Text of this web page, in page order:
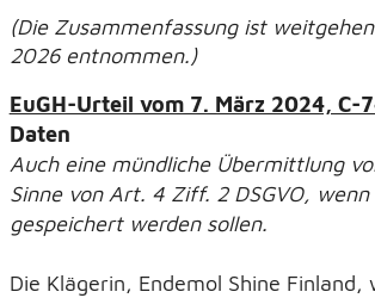
(Die Zusammenfassung ist
2026 entnommen.)
EuGH-Urteil vom 7. März 2024, C-
Daten
Auch eine mündliche Übermittlung
Sinne von Art. 4 Ziff. 2 DSGVO,
gespeichert werden sollen.
Die Klägerin, Endemol Shine